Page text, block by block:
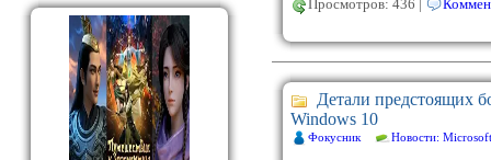
Просмотров: 436 |
Детали предстоящих
Windows 10
Фокусник Новости: Microsoft